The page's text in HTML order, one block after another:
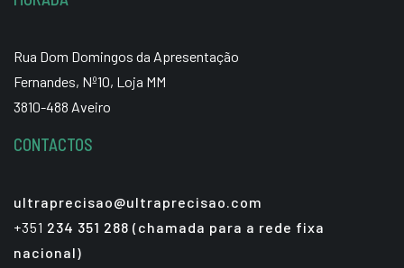
Rua Dom Domingos da Apresentação
Fernandes, Nº10, Loja MM
3810-488 Aveiro
CONTACTOS
ultraprecisao@ultraprecisao.com
+351 234 351 288 (chamada para a rede fixa
nacional)